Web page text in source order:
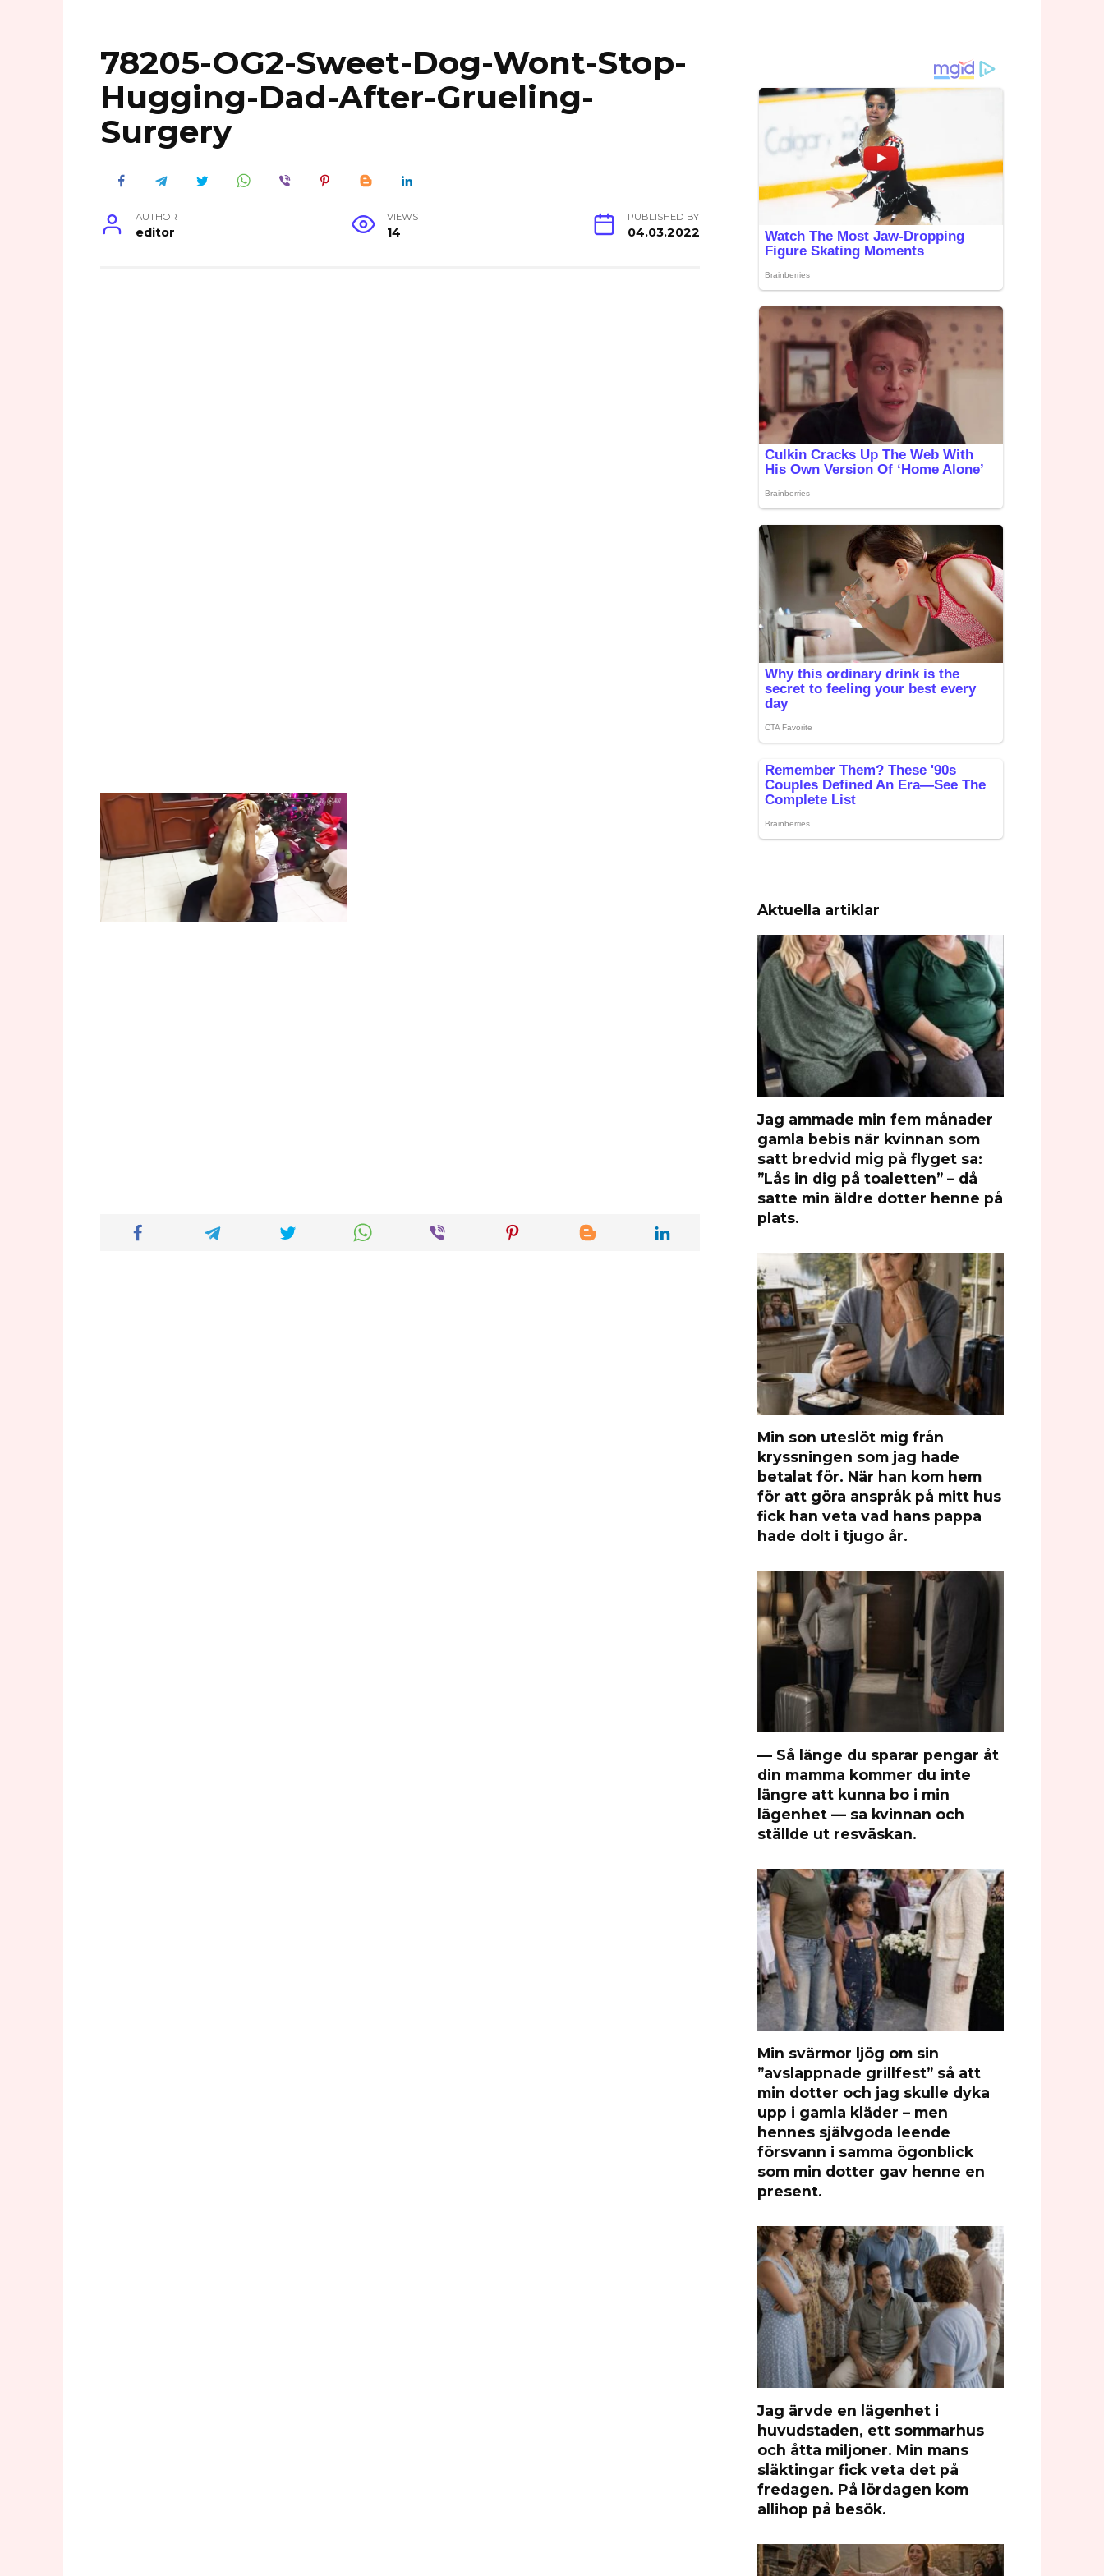
78205-OG2-Sweet-Dog-Wont-Stop-
Hugging-Dad-After-Grueling-
Surgery
AUTHOR
editor
VIEWS
14
PUBLISHED BY
04.03.2022
Aktuella artiklar
Jag ammade min fem månader
gamla bebis när kvinnan som
satt bredvid mig på flyget sa:
”Lås in dig på toaletten” – då
satte min äldre dotter henne på
plats.
Min son uteslöt mig från
kryssningen som jag hade
betalat för. När han kom hem
för att göra anspråk på mitt hus
fick han veta vad hans pappa
hade dolt i tjugo år.
— Så länge du sparar pengar åt
din mamma kommer du inte
längre att kunna bo i min
lägenhet — sa kvinnan och
ställde ut resväskan.
Min svärmor ljög om sin
”avslappnade grillfest” så att
min dotter och jag skulle dyka
upp i gamla kläder – men
hennes självgoda leende
försvann i samma ögonblick
som min dotter gav henne en
present.
Jag ärvde en lägenhet i
huvudstaden, ett sommarhus
och åtta miljoner. Min mans
släktingar fick veta det på
fredagen. På lördagen kom
allihop på besök.